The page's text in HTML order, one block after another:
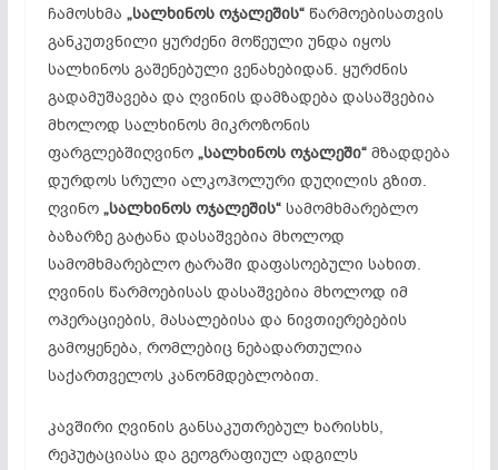
ჩამოსხმა „სალხინოს ოჯალეშის“წარმოებისათვის
განკუთვნილი ყურძენი მოწეული უნდა იყოს
სალხინოს გაშენებული ვენახებიდან. ყურძნის
გადამუშავება და ღვინის დამზადება დასა­შვებია
მხოლოდ სალხინოს მიკროზონის
ფარგლებშიღვინო „სალხინოს ოჯალეში“მზადდება
დურდოს სრული ალკოჰოლური დუღილის გზით.
ღვინო „სალხინოს ოჯალეშის“სამომხმარებლო
ბაზარზე გატანა დასაშვებია მხოლოდ
სამომხმარებლო ტარაში დაფასოებული სახით.
ღვინის წარმოებისას დასაშვებია მხოლოდ იმ
ოპერაციების, მასალებისა და ნივთიერებების
გამოყენება, რომლებიც ნებადართულია
საქართველოს კანონმდებლობით.
კავშირი ღვინის განსაკუთრებულ ხარისხს,
რეპუტაციასა და გეოგრაფიულ ადგილს